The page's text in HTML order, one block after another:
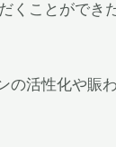
くことができ
の活性化や賑